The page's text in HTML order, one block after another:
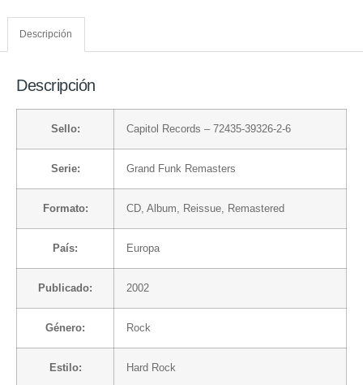
Descripción
Descripción
Sello: Capitol Records – 72435-39326-2-6
Serie: Grand Funk Remasters
Formato: CD , Album, Reissue, Remastered
País: Europa
Publicado: 2002
Género: Rock
Estilo: Hard Rock